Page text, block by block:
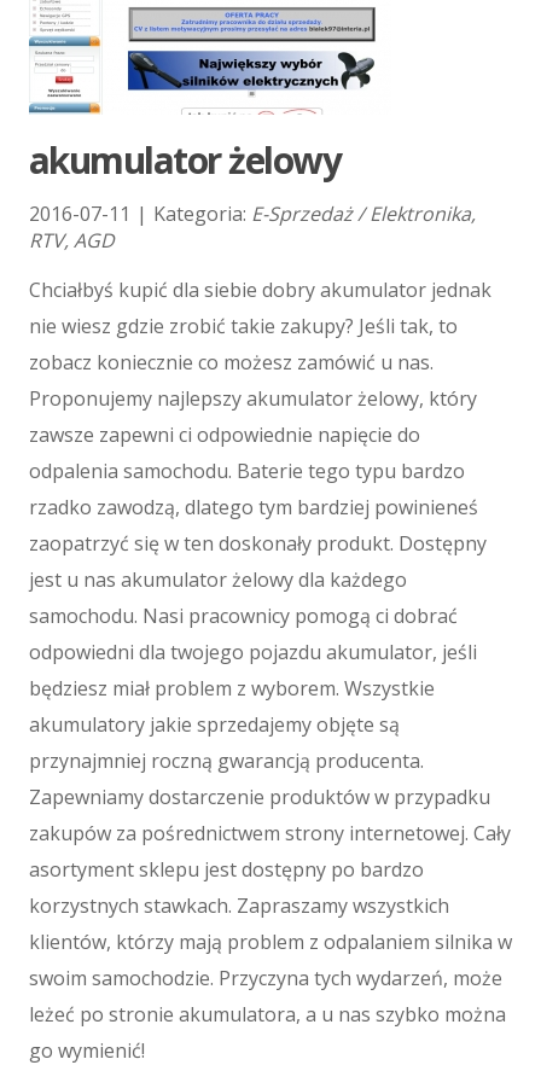
Kursy Językowe
Konferencje, Sale Szkoleniowe
Kursy i Szkolenia
Tłumaczenia
E-Sprzedaż
Biżuteria
Dla Dzieci
Wyposażenie Wnętrz
Wyposażenie Łazienki
Sport
Elektronika, RTV, AGD
Art. Dla Zwierząt
Ogród, Rośliny
Chemia
Art. Spożywcze
Materiały Eksploatacyjne
Inne Sklepy
Maszyny
Maszyny
Narzędzia
Przemysł Metalowy
Spedycja
Transport
Części Samochodowe
Wynajem
Usługi Motoryzacyjne
Salony, Komisy
E-marketing
Agencje Reklamowe
akumulator żelowy
2016-07-11 | Kategoria: E-Sprzedaż / Elektronika,
RTV, AGD
Chciałbyś kupić dla siebie dobry akumulator jednak
nie wiesz gdzie zrobić takie zakupy? Jeśli tak, to
zobacz koniecznie co możesz zamówić u nas.
Proponujemy najlepszy akumulator żelowy, który
zawsze zapewni ci odpowiednie napięcie do
odpalenia samochodu. Baterie tego typu bardzo
rzadko zawodzą, dlatego tym bardziej powinieneś
zaopatrzyć się w ten doskonały produkt. Dostępny
jest u nas akumulator żelowy dla każdego
samochodu. Nasi pracownicy pomogą ci dobrać
odpowiedni dla twojego pojazdu akumulator, jeśli
będziesz miał problem z wyborem. Wszystkie
akumulatory jakie sprzedajemy objęte są
przynajmniej roczną gwarancją producenta.
Zapewniamy dostarczenie produktów w przypadku
zakupów za pośrednictwem strony internetowej. Cały
asortyment sklepu jest dostępny po bardzo
korzystnych stawkach. Zapraszamy wszystkich
klientów, którzy mają problem z odpalaniem silnika w
swoim samochodzie. Przyczyna tych wydarzeń, może
leżeć po stronie akumulatora, a u nas szybko można
go wymienić!